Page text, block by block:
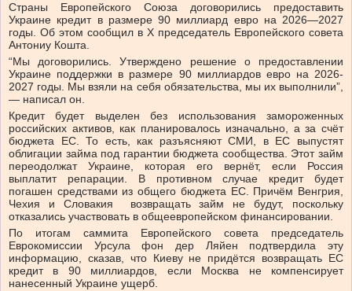
Страны Европейского Союза договорились предоставить
Украине кредит в размере 90 миллиард евро на 2026—2027
годы. Об этом сообщил в Х председатель Европейского совета
Антониу Кошта.
“Мы договорились. Утверждено решение о предоставлении
Украине поддержки в размере 90 миллиардов евро на 2026-
2027 годы. Мы взяли на себя обязательства, мы их выполнили”,
— написал он.
Кредит будет выделен без использования замороженных
российских активов, как планировалось изначально, а за счёт
бюджета ЕС. То есть, как разъясняют СМИ, в ЕС выпустят
облигации займа под гарантии бюджета сообщества. Этот займ
переодолжат Украине, которая его вернёт, если Россия
выплатит репарации. В противном случае кредит будет
погашен средствами из общего бюджета ЕС. Причём Венгрия,
Чехия и Словакия возвращать займ не будут, поскольку
отказались участвовать в общеевропейском финансировании.
По итогам саммита Европейского совета председатель
Еврокомиссии Урсула фон дер Ляйен подтвердила эту
информацию, сказав, что Киеву не придётся возвращать ЕС
кредит в 90 миллиардов, если Москва не компенсирует
нанесенный Украине ущерб.